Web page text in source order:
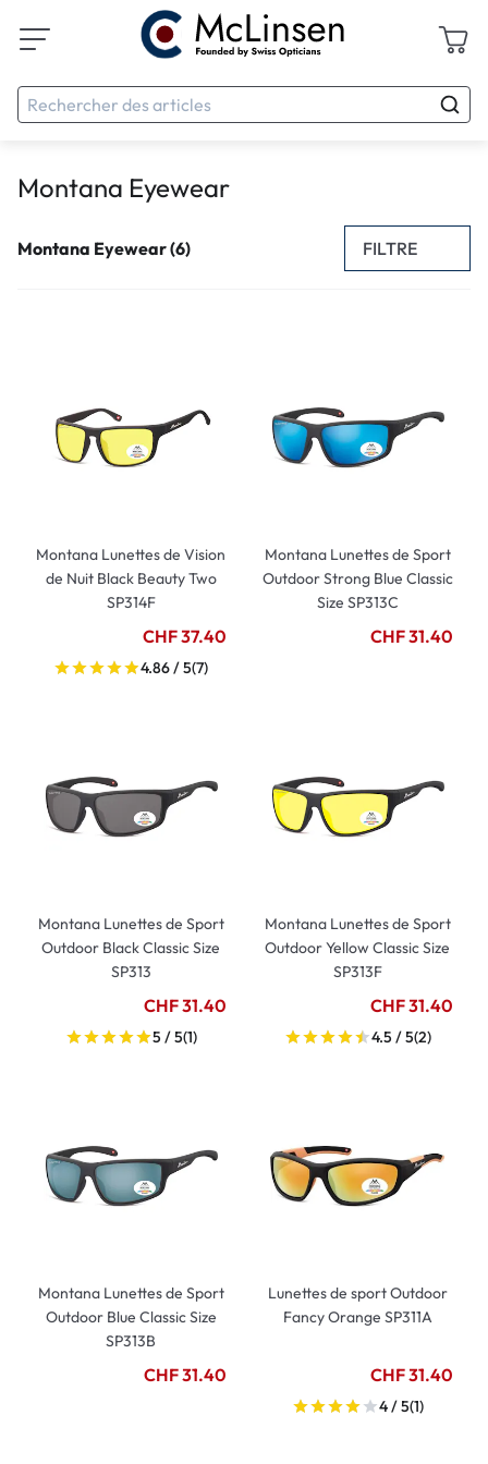
Montana Eyewear
Montana Eyewear (6) FILTRE
Montana Lunettes de Vision
de Nuit Black Beauty Two
SP314F
CHF 37.40
4.86 / 5(7)
Montana Lunettes de Sport
Outdoor Strong Blue Classic
Size SP313C
CHF 31.40
Montana Lunettes de Sport
Outdoor Black Classic Size
SP313
CHF 31.40
5 / 5(1)
Montana Lunettes de Sport
Outdoor Yellow Classic Size
SP313F
CHF 31.40
4.5 / 5(2)
Montana Lunettes de Sport
Outdoor Blue Classic Size
SP313B
CHF 31.40
Lunettes de sport Outdoor
Fancy Orange SP311A
CHF 31.40
4 / 5(1)